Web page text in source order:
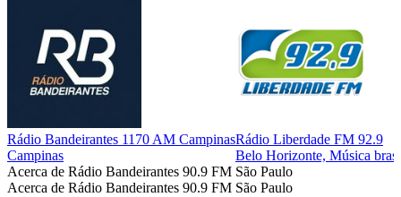
Rádio Bandeirantes 1170 AM Campinas
Campinas
Rádio Liberdade FM 92.9
Belo Horizonte, Música
Acerca de Rádio Bandeirantes 90.9 FM São Paulo
Acerca de Rádio Bandeirantes 90.9 FM São Paulo